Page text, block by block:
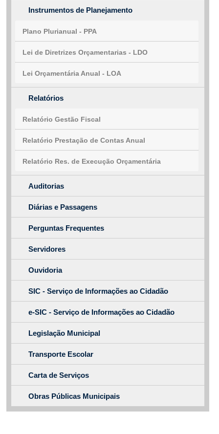
Instrumentos de Planejamento
Plano Plurianual - PPA
Lei de Diretrizes Orçamentarias - LDO
Lei Orçamentária Anual - LOA
Relatórios
Relatório Gestão Fiscal
Relatório Prestação de Contas Anual
Relatório Res. de Execução Orçamentária
Auditorias
Diárias e Passagens
Perguntas Frequentes
Servidores
Ouvidoria
SIC - Serviço de Informações ao Cidadão
e-SIC - Serviço de Informações ao Cidadão
Legislação Municipal
Transporte Escolar
Carta de Serviços
Obras Públicas Municipais